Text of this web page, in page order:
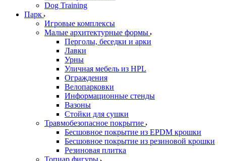
Dog Training
Парк
Игровые комплексы
Малые архитектурные формы
Перголы, беседки и арки
Лавки
Урны
Уличная мебель из HPL
Ограждения
Велопарковки
Информационные стенды
Вазоны
Стойки для сушки
Травмобезопасное покрытие
Бесшовное покрытие из EPDM крошки
Бесшовное покрытие из резиновой крошки
Резиновая плитка
Топиар фигуры